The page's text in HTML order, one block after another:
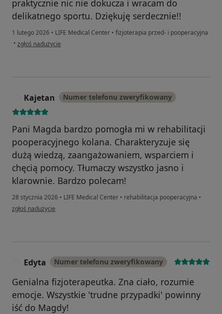
praktycznie nic nie dokucza i wracam do
delikatnego sportu. Dziękuję serdecznie!!
1 lutego 2026 • LIFE Medical Center • fizjoterapia przed- i pooperacyjna
• w opinii użytkownika Marta
zgłoś nadużycie
Kajetan Numer telefonu zweryfikowany
Pani Magda bardzo pomogła mi w rehabilitacji
pooperacyjnego kolana. Charakteryzuje się
dużą wiedzą, zaangażowaniem, wsparciem i
chęcią pomocy. Tłumaczy wszystko jasno i
klarownie. Bardzo polecam!
28 stycznia 2026 • LIFE Medical Center • rehabilitacja pooperacyjna •
w opinii użytkownika Kajetan
zgłoś nadużycie
Edyta Numer telefonu zweryfikowany
Genialna fizjoterapeutka. Zna ciało, rozumie
emocje. Wszystkie 'trudne przypadki' powinny
iść do Magdy!